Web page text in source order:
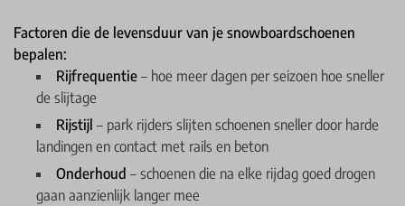
Factoren die de levensduur van je snowboardschoenen
bepalen:
Rijfrequentie – hoe meer dagen per seizoen hoe sneller
de slijtage
Rijstijl – park rijders slijten schoenen sneller door harde
landingen en contact met rails en beton
Onderhoud – schoenen die na elke rijdag goed drogen
gaan aanzienlijk langer mee